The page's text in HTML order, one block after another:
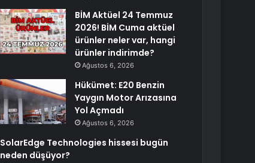
BİM Aktüel 24 Temmuz
2026! BİM Cuma aktüel
ürünler neler var, hangi
ürünler indirimde?
Ağustos 6, 2026
Hükümet: E20 Benzin
Yaygın Motor Arızasına
Yol Açmadı
Ağustos 6, 2026
SolarEdge Technologies hissesi bugün
neden düşüyor?